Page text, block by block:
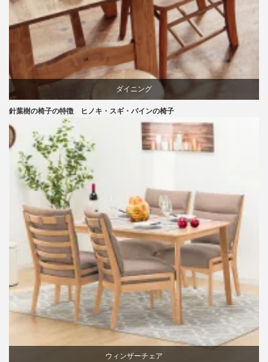
ダイニング
パイン
天童木工
材料
針葉樹の椅子の特徴 ヒノキ・スギ・パインの椅子
ウィンザーチェア